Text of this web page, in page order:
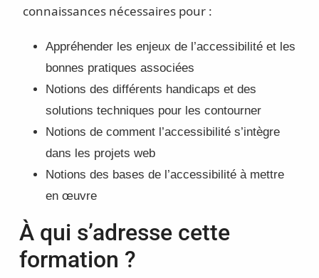
connaissances nécessaires pour :
Appréhender les enjeux de l’accessibilité et les
bonnes pratiques associées
Notions des différents handicaps et des
solutions techniques pour les contourner
Notions de comment l’accessibilité s’intègre
dans les projets web
Notions des bases de l’accessibilité à mettre
en œuvre
À qui s’adresse cette
formation ?